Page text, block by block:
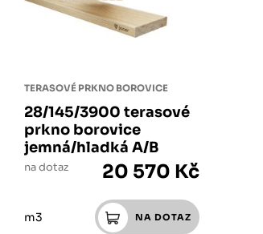
TERASOVÉ PRKNO BOROVICE
28/145/3900 terasové
prkno borovice
jemná/hladká A/B
na dotaz 20 570 Kč
m3